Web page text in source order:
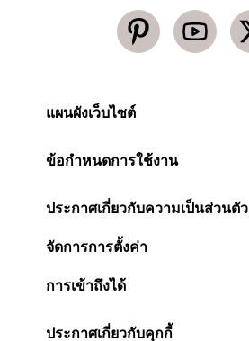
แผนผังเว็บไซต์
ข้อกำหนดการใช้งาน
ประกาศเกี่ยวกับความเป็นส่วนตัว
จัดการการตั้งค่า
การเข้าถึงได้
ประกาศเกี่ยวกับคุกกี้